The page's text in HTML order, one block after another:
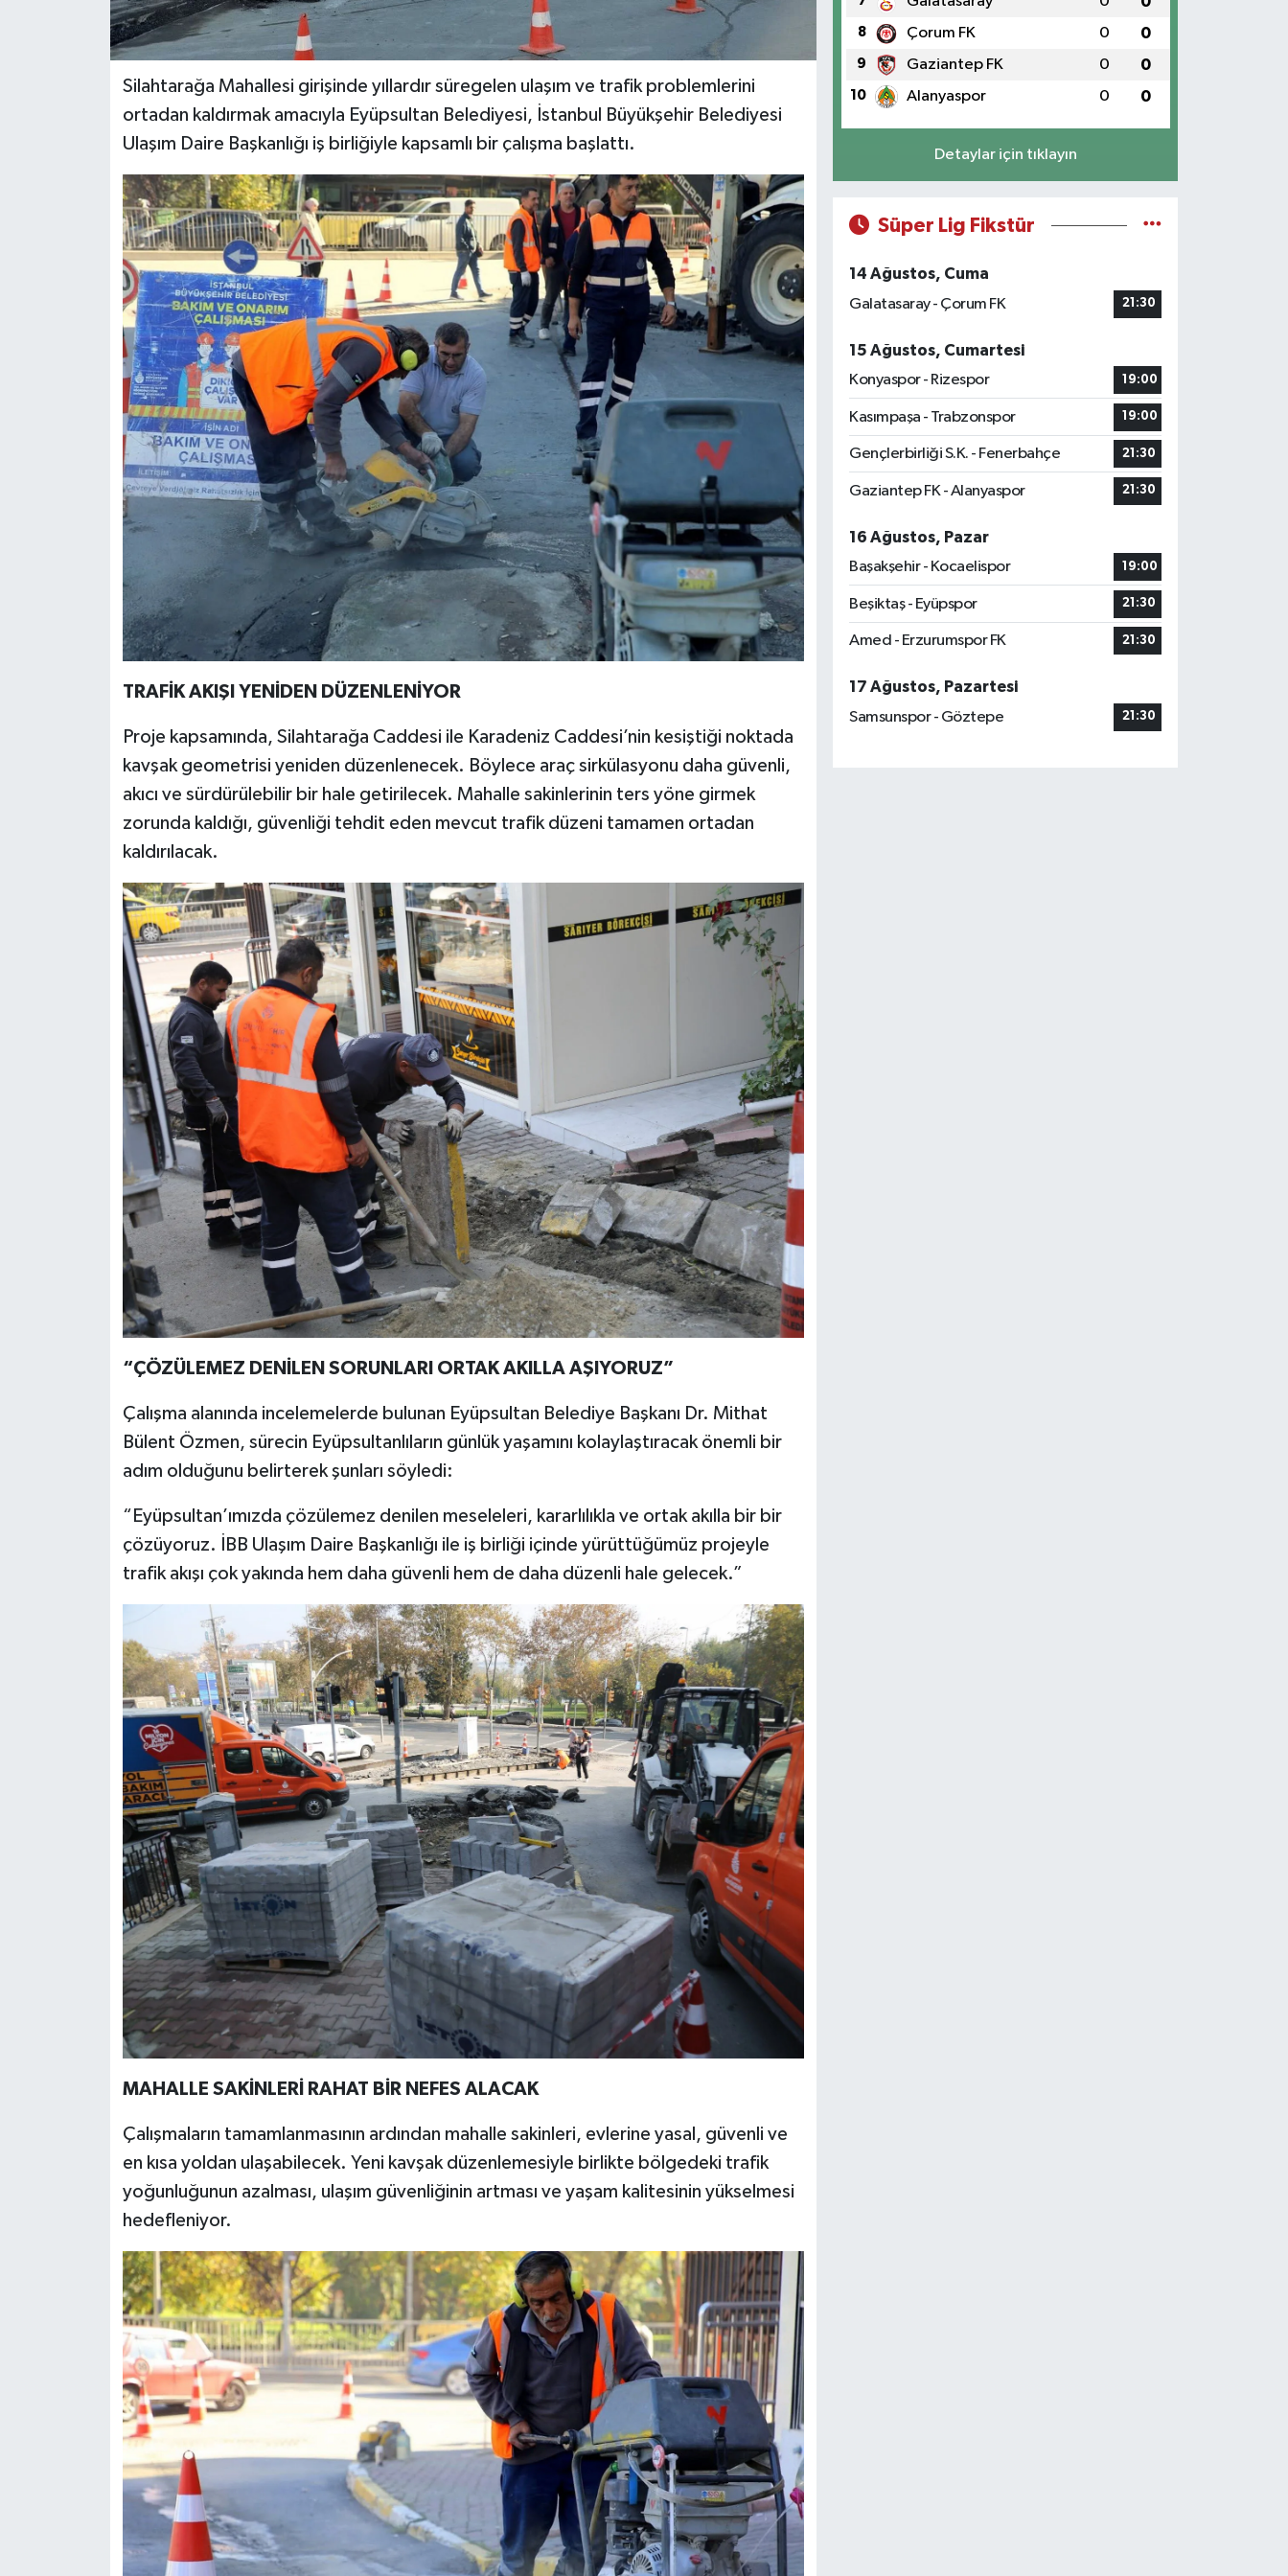
Silahtarağa Mahallesi girişinde yıllardır süregelen ulaşım ve trafik problemlerini
ortadan kaldırmak amacıyla Eyüpsultan Belediyesi, İstanbul Büyükşehir Belediyesi
Ulaşım Daire Başkanlığı iş birliğiyle kapsamlı bir çalışma başlattı.
TRAFİK AKIŞI YENİDEN DÜZENLENİYOR
Proje kapsamında, Silahtarağa Caddesi ile Karadeniz Caddesi’nin kesiştiği noktada
kavşak geometrisi yeniden düzenlenecek. Böylece araç sirkülasyonu daha güvenli,
akıcı ve sürdürülebilir bir hale getirilecek. Mahalle sakinlerinin ters yöne girmek
zorunda kaldığı, güvenliği tehdit eden mevcut trafik düzeni tamamen ortadan
kaldırılacak.
“ÇÖZÜLEMEZ DENİLEN SORUNLARI ORTAK AKILLA AŞIYORUZ”
Çalışma alanında incelemelerde bulunan Eyüpsultan Belediye Başkanı Dr. Mithat
Bülent Özmen, sürecin Eyüpsultanlıların günlük yaşamını kolaylaştıracak önemli bir
adım olduğunu belirterek şunları söyledi:
“Eyüpsultan’ımızda çözülemez denilen meseleleri, kararlılıkla ve ortak akılla bir bir
çözüyoruz. İBB Ulaşım Daire Başkanlığı ile iş birliği içinde yürüttüğümüz projeyle
trafik akışı çok yakında hem daha güvenli hem de daha düzenli hale gelecek.”
MAHALLE SAKİNLERİ RAHAT BİR NEFES ALACAK
Çalışmaların tamamlanmasının ardından mahalle sakinleri, evlerine yasal, güvenli ve
en kısa yoldan ulaşabilecek. Yeni kavşak düzenlemesiyle birlikte bölgedeki trafik
yoğunluğunun azalması, ulaşım güvenliğinin artması ve yaşam kalitesinin yükselmesi
hedefleniyor.
8 Çorum FK 0 0
9 Gaziantep FK 0 0
10 Alanyaspor 0 0
Detaylar için tıklayın
Süper Lig Fikstür
14 Ağustos, Cuma
Galatasaray - Çorum FK
21:30
15 Ağustos, Cumartesi
Konyaspor - Rizespor
19:00
Kasımpaşa - Trabzonspor 19:00
Gençlerbirliği S.K. - Fenerbahçe 21:30
Gaziantep FK - Alanyaspor 21:30
16 Ağustos, Pazar
Başakşehir - Kocaelispor
19:00
Beşiktaş - Eyüpspor 21:30
Amed - Erzurumspor FK 21:30
17 Ağustos, Pazartesi
Samsunspor - Göztepe
21:30